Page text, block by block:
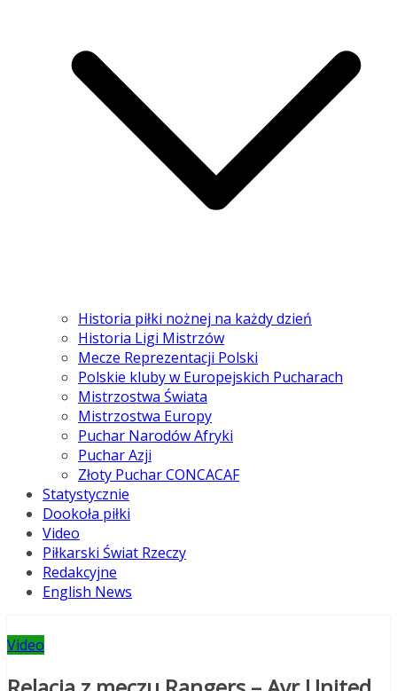
Historia piłki nożnej na każdy dzień
Historia Ligi Mistrzów
Mecze Reprezentacji Polski
Polskie kluby w Europejskich Pucharach
Mistrzostwa Świata
Mistrzostwa Europy
Puchar Narodów Afryki
Puchar Azji
Złoty Puchar CONCACAF
Statystycznie
Dookoła piłki
Video
Piłkarski Świat Rzeczy
Redakcyjne
English News
Video